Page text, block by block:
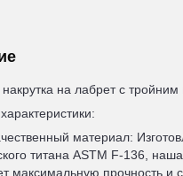
на лабрет с
материал:
титана ASTM F-136, наша
максимальную прочность и